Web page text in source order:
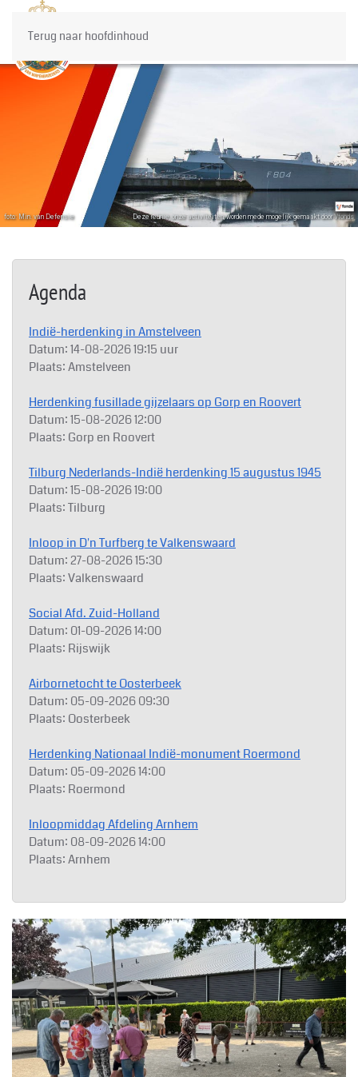
Terug naar hoofdinhoud
Deze reünie, onze activiteiten, worden mede mogelijk gemaakt door Vfonds
foto: Min. van Defensie
Agenda
Indië-herdenking in Amstelveen
Datum:14-08-202619:15 uur
Plaats:Amstelveen
Herdenking fusillade gijzelaars op Gorp en Roovert
Datum:15-08-202612:00
Plaats: Gorp en Roovert
Tilburg Nederlands-Indië herdenking 15 augustus 1945
Datum:15-08-202619:00
Plaats:Tilburg
Inloop in D'n Turfberg te Valkenswaard
Datum:27-08-202615:30
Plaats:Valkenswaard
Social Afd. Zuid-Holland
Datum: 01-09-202614:00
Plaats: Rijswijk
Airbornetocht te Oosterbeek
Datum: 05-09-202609:30
Plaats: Oosterbeek
Herdenking Nationaal Indië-monument Roermond
Datum: 05-09-202614:00
Plaats: Roermond
Inloopmiddag Afdeling Arnhem
Datum: 08-09-202614:00
Plaats:Arnhem